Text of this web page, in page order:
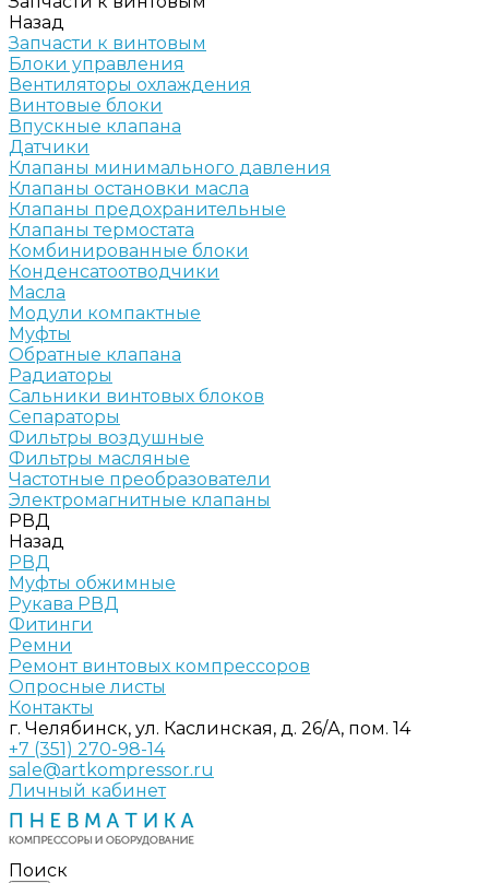
Назад
Запчасти к винтовым
Блоки управления
Вентиляторы охлаждения
Винтовые блоки
Впускные клапана
Датчики
Клапаны минимального давления
Клапаны остановки масла
Клапаны предохранительные
Клапаны термостата
Комбинированные блоки
Конденсатоотводчики
Масла
Модули компактные
Муфты
Обратные клапана
Радиаторы
Сальники винтовых блоков
Сепараторы
Фильтры воздушные
Фильтры масляные
Частотные преобразователи
Электромагнитные клапаны
РВД
Назад
РВД
Муфты обжимные
Рукава РВД
Фитинги
Ремни
Ремонт винтовых компрессоров
Опросные листы
Контакты
г. Челябинск, ул. Каслинская, д. 26/А, пом. 14
+7 (351) 270-98-14
sale@artkompressor.ru
Личный кабинет
Поиск